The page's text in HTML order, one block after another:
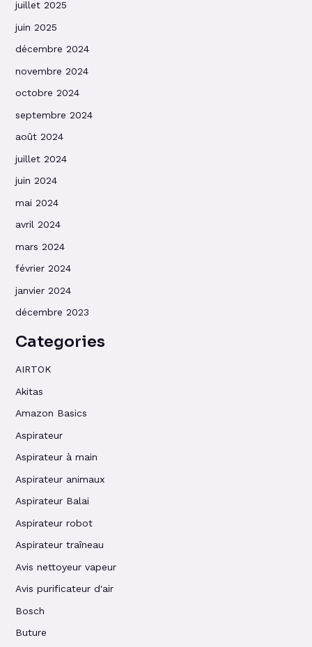
juillet 2025
juin 2025
décembre 2024
novembre 2024
octobre 2024
septembre 2024
août 2024
juillet 2024
juin 2024
mai 2024
avril 2024
mars 2024
février 2024
janvier 2024
décembre 2023
Categories
AIRTOK
Akitas
Amazon Basics
Aspirateur
Aspirateur à main
Aspirateur animaux
Aspirateur Balai
Aspirateur robot
Aspirateur traîneau
Avis nettoyeur vapeur
Avis purificateur d'air
Bosch
Buture